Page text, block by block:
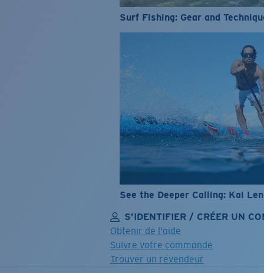
Surf Fishing: Gear and
See the Deeper Calling: Kai
S’IDENTIFIER / CRÉER UN
Obtenir de l'aide
Suivre votre commande
Trouver un revendeur